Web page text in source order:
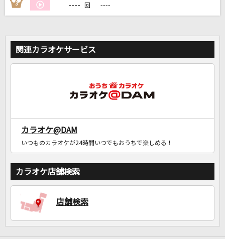
自宅でカラオケ歌い放題！
家族や友達と一緒に！練習にも！
3 ---- 回 ----
関連カラオケサービス
カラオケ@DAM
いつものカラオケが24時間いつでもおうちで楽しめる！
カラオケ店舗検索
店舗検索